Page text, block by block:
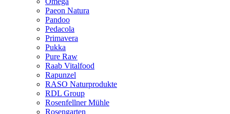
Paeon Natura
Pandoo
Pedacola
Primavera
Pukka
Pure Raw
Raab Vitalfood
Rapunzel
RASO Naturprodukte
RDL Group
Rosenfellner Mühle
Rosengarten